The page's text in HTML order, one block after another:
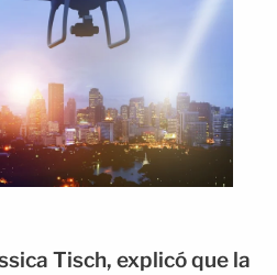
Tisch, explicó que la